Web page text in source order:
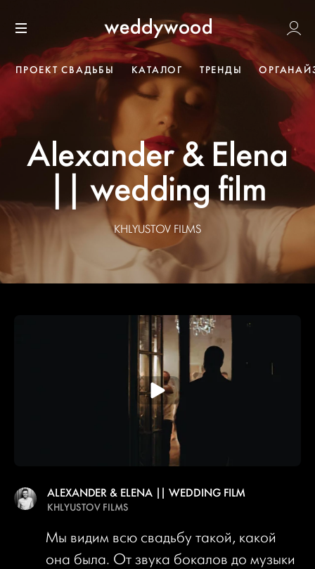
к содержанию
Меню
Weddywood
ПРОЕКТ СВАДЬБЫ КАТАЛОГ ТРЕНДЫ
Alexander & Elena
|| wedding film
KHLYUSTOV FILMS
ALEXANDER & ELENA || WEDDING FILM
KHLYUSTOV FILMS
Мы видим всю свадьбу такой, какой
она была. От звука бокалов до музыки